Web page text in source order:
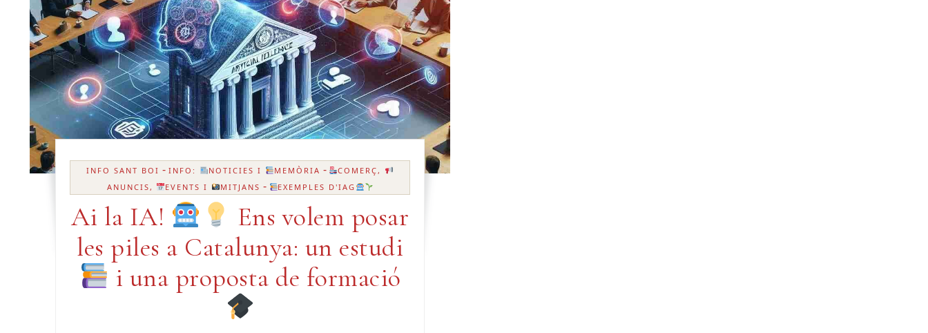
INFO SANT BOI -INFO: NOTICIES I MEMÒRIA -
COMERÇ,
ANUNCIS,
EVENTS I MITJANS - EXEMPLES D'IAG
Ai la IA!
Ens volem posar
les piles a Catalunya: un estudi
i una proposta de formació